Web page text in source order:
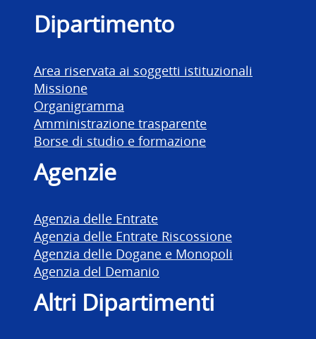
Dipartimento
Area riservata ai soggetti istituzionali
Missione
Organigramma
Amministrazione trasparente
Borse di studio e formazione
Agenzie
Agenzia delle Entrate
Agenzia delle Entrate Riscossione
Agenzia delle Dogane e Monopoli
Agenzia del Demanio
Altri Dipartimenti